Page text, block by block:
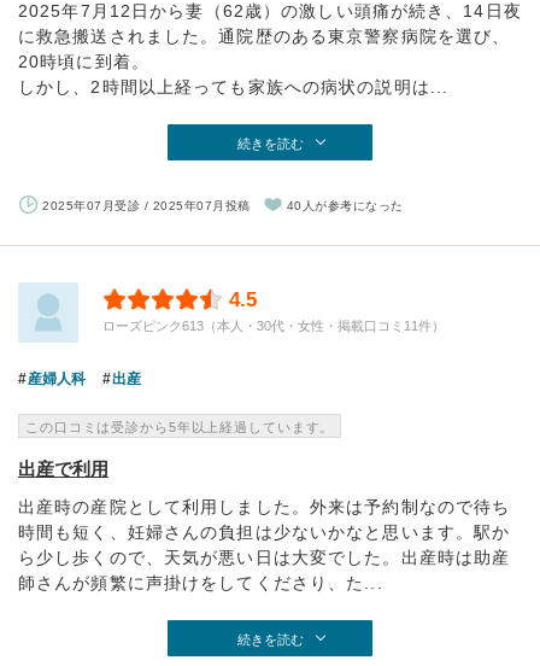
2025年7月12日から妻（62歳）の激しい頭痛が続き、14日夜
に救急搬送されました。通院歴のある東京警察病院を選び、
20時頃に到着。
しかし、2時間以上経っても家族への病状の説明は...
続きを読む
2025年07月受診 / 2025年07月投稿 40人が参考になった
4.5
ローズピンク613（本人・30代・女性・掲載口コミ11件）
産婦人科 出産
この口コミは受診から5年以上経過しています。
出産で利用
出産時の産院として利用しました。外来は予約制なので待ち
時間も短く、妊婦さんの負担は少ないかなと思います。駅か
ら少し歩くので、天気が悪い日は大変でした。出産時は助産
師さんが頻繁に声掛けをしてくださり、た...
続きを読む